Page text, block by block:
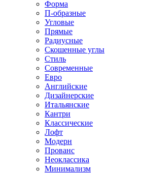
Форма
П-образные
Угловые
Прямые
Радиусные
Скошенные углы
Стиль
Современные
Евро
Английские
Дизайнерские
Итальянские
Кантри
Классические
Лофт
Модерн
Прованс
Неоклассика
Минимализм